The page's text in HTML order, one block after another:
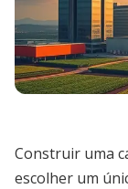
Construir uma
escolher um